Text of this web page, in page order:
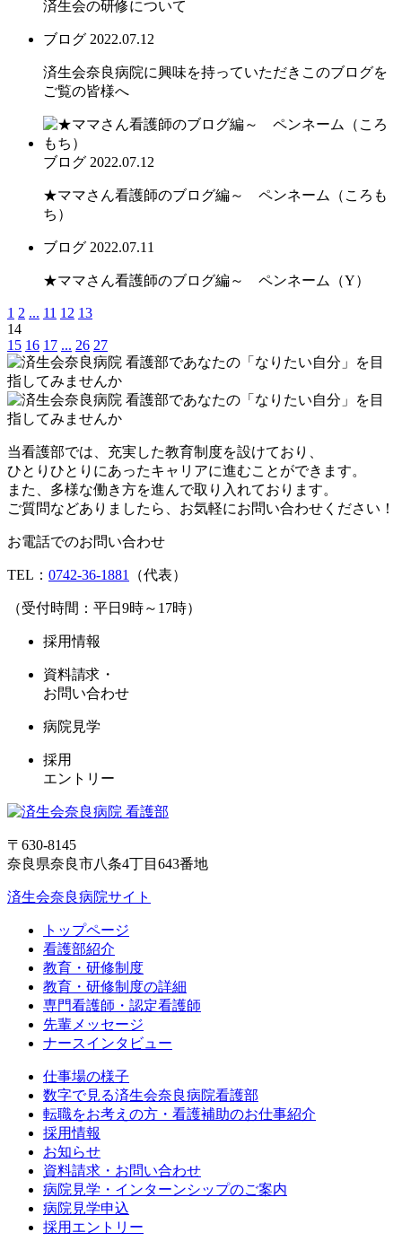
済生会の研修について
ブログ 2022.07.12
済生会奈良病院に興味を持っていただきこのブログを
ご覧の皆様へ
ブログ 2022.07.12
★ママさん看護師のブログ編～ ペンネーム（ころも
ち）
ブログ 2022.07.11
★ママさん看護師のブログ編～ ペンネーム（Y）
1 2 ... 11 12 13
14
15 16 17 ... 26 27
当看護部では、充実した教育制度を設けており、
ひとりひとりにあったキャリアに進むことができます。
また、多様な働き方を進んで取り入れております。
ご質問などありましたら、お気軽にお問い合わせください！
お電話でのお問い合わせ
TEL： 0742-36-1881 （代表）
（受付時間：平日9時～17時）
採用情報
資料請求・
お問い合わせ
病院見学
採用
エントリー
〒630-8145
奈良県奈良市八条4丁目643番地
済生会奈良病院サイト
トップページ
看護部紹介
教育・研修制度
教育・研修制度の詳細
専門看護師・認定看護師
先輩メッセージ
ナースインタビュー
仕事場の様子
数字で見る済生会奈良病院看護部
転職をお考えの方・看護補助のお仕事紹介
採用情報
お知らせ
資料請求・お問い合わせ
病院見学・インターンシップのご案内
病院見学申込
採用エントリー